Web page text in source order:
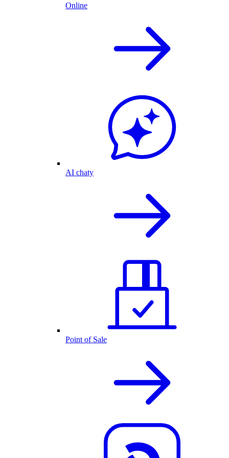
Online
AI chaty
Point of Sale